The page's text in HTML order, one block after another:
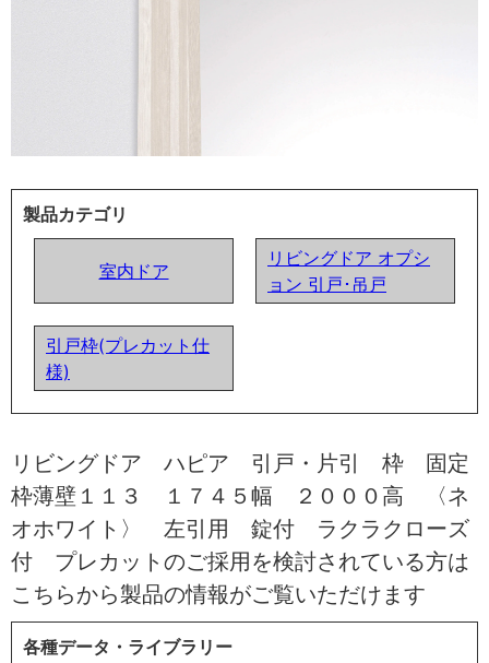
製品カテゴリ
室内ドア
リビングドア オプシ
ョン 引戸･吊戸
引戸枠(プレカット仕
様)
リビングドア ハピア 引戸・片引 枠 固定
枠薄壁１１３ １７４５幅 ２０００高 〈ネ
オホワイト〉 左引用 錠付 ラクラクローズ
付 プレカットのご採用を検討されている方は
こちらから製品の情報がご覧いただけます
各種データ・ライブラリー